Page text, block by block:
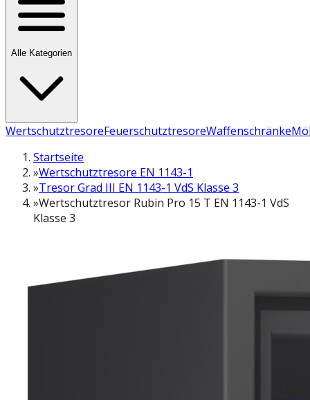
Alle Kategorien
WertschutztresoreFeuerschutztresoreWaffenschränke
Startseite
»Wertschutztresore EN 1143-1
»Tresor Grad III EN 1143-1 VdS Klasse 3
»Wertschutztresor Rubin Pro 15 T EN 1143-1 VdS
Klasse 3